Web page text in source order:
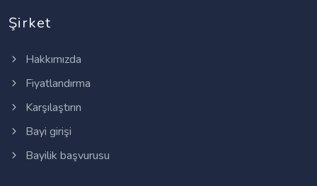
Şirket
Hakkımızda
Fiyatlandırma
Karşılaştırın
Bayi girişi
Bayilik başvurusu